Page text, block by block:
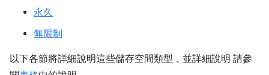
永久
無限制
以下各節將詳細說明這些儲存空間類型，並詳細說明 請參